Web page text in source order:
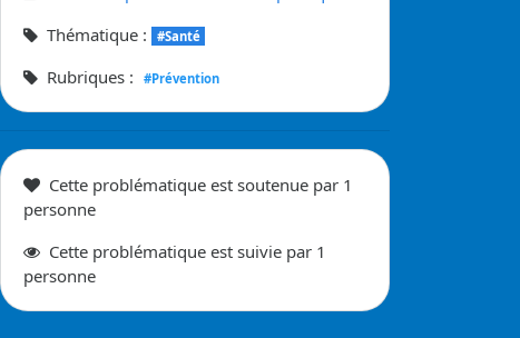
Thématique :
#Santé
Rubriques : #Prévention
Cette problématique est soutenue par 1
personne
Cette problématique est suivie par 1
personne